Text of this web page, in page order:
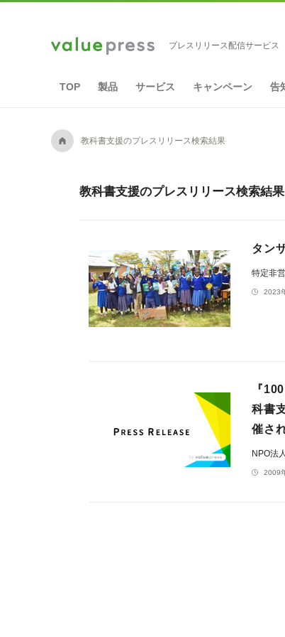
プレスリリース配信サービス
TOP 製品 サービス キャンペーン 告
A 教科書支援のプレスリリース検索結果
教科書支援のプレスリリース検索結
タン
特定非
2023
『
科書
催さ
NPO法
2009